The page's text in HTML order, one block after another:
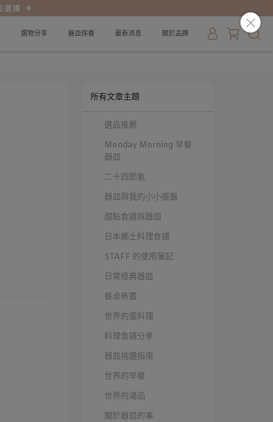
選物分享 器皿保養 最新消息 關於品牌
所有文章主題
選品推薦
Monday Morning 早餐
器皿
二十四節氣
器皿與我的小小擺盤
甜點食譜與器皿
日本鄉土料理食譜
STAFF 的使用筆記
日常經典器皿
餐桌佈置
世界的蛋料理
料理食譜分享
器皿挑選指南
世界的早餐
世界的湯品
關於器皿的事